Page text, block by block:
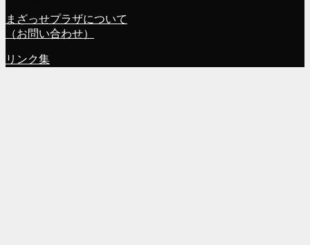
まざっせプラザについて
（お問い合わせ）
リンク集